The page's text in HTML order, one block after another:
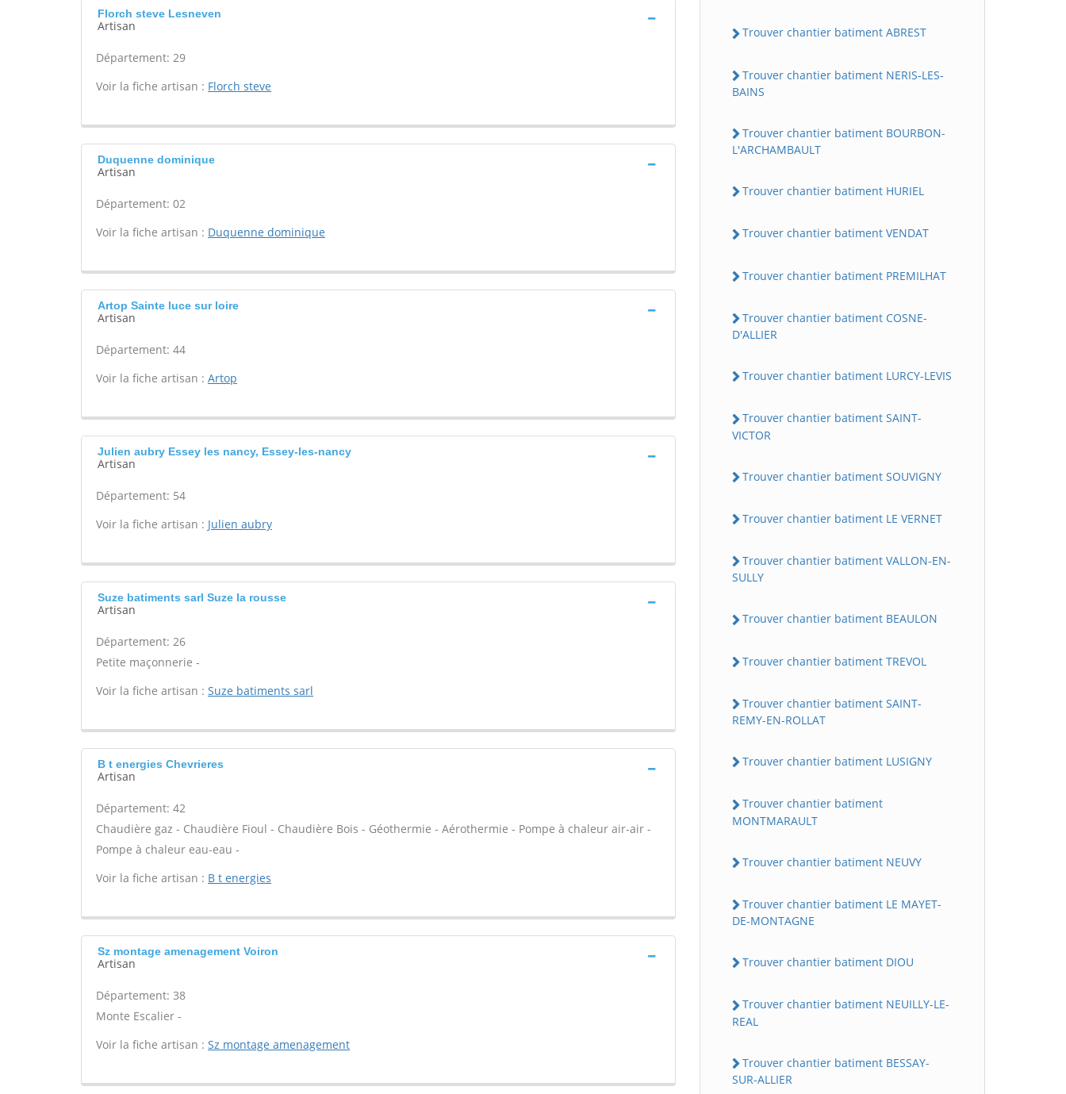
Florch steve Lesneven
Artisan
Département: 29
Voir la fiche artisan : Florch steve
Duquenne dominique
Artisan
Département: 02
Voir la fiche artisan : Duquenne dominique
Artop Sainte luce sur loire
Artisan
Département: 44
Voir la fiche artisan : Artop
Julien aubry Essey les nancy, Essey-les-nancy
Artisan
Département: 54
Voir la fiche artisan : Julien aubry
Suze batiments sarl Suze la rousse
Artisan
Département: 26
Petite maçonnerie -
Voir la fiche artisan : Suze batiments sarl
B t energies Chevrieres
Artisan
Département: 42
Chaudière gaz - Chaudière Fioul - Chaudière Bois - Géothermie - Aérothermie - Pompe à chaleur air-air -
Pompe à chaleur eau-eau -
Voir la fiche artisan : B t energies
Sz montage amenagement Voiron
Artisan
Département: 38
Monte Escalier -
Voir la fiche artisan : Sz montage amenagement
Trouver chantier batiment ABREST
Trouver chantier batiment NERIS-LES-
BAINS
Trouver chantier batiment BOURBON-
L'ARCHAMBAULT
Trouver chantier batiment HURIEL
Trouver chantier batiment VENDAT
Trouver chantier batiment PREMILHAT
Trouver chantier batiment COSNE-
D'ALLIER
Trouver chantier batiment LURCY-LEVIS
Trouver chantier batiment SAINT-
VICTOR
Trouver chantier batiment SOUVIGNY
Trouver chantier batiment LE VERNET
Trouver chantier batiment VALLON-EN-
SULLY
Trouver chantier batiment BEAULON
Trouver chantier batiment TREVOL
Trouver chantier batiment SAINT-
REMY-EN-ROLLAT
Trouver chantier batiment LUSIGNY
Trouver chantier batiment
MONTMARAULT
Trouver chantier batiment NEUVY
Trouver chantier batiment LE MAYET-
DE-MONTAGNE
Trouver chantier batiment DIOU
Trouver chantier batiment NEUILLY-LE-
REAL
Trouver chantier batiment BESSAY-
SUR-ALLIER